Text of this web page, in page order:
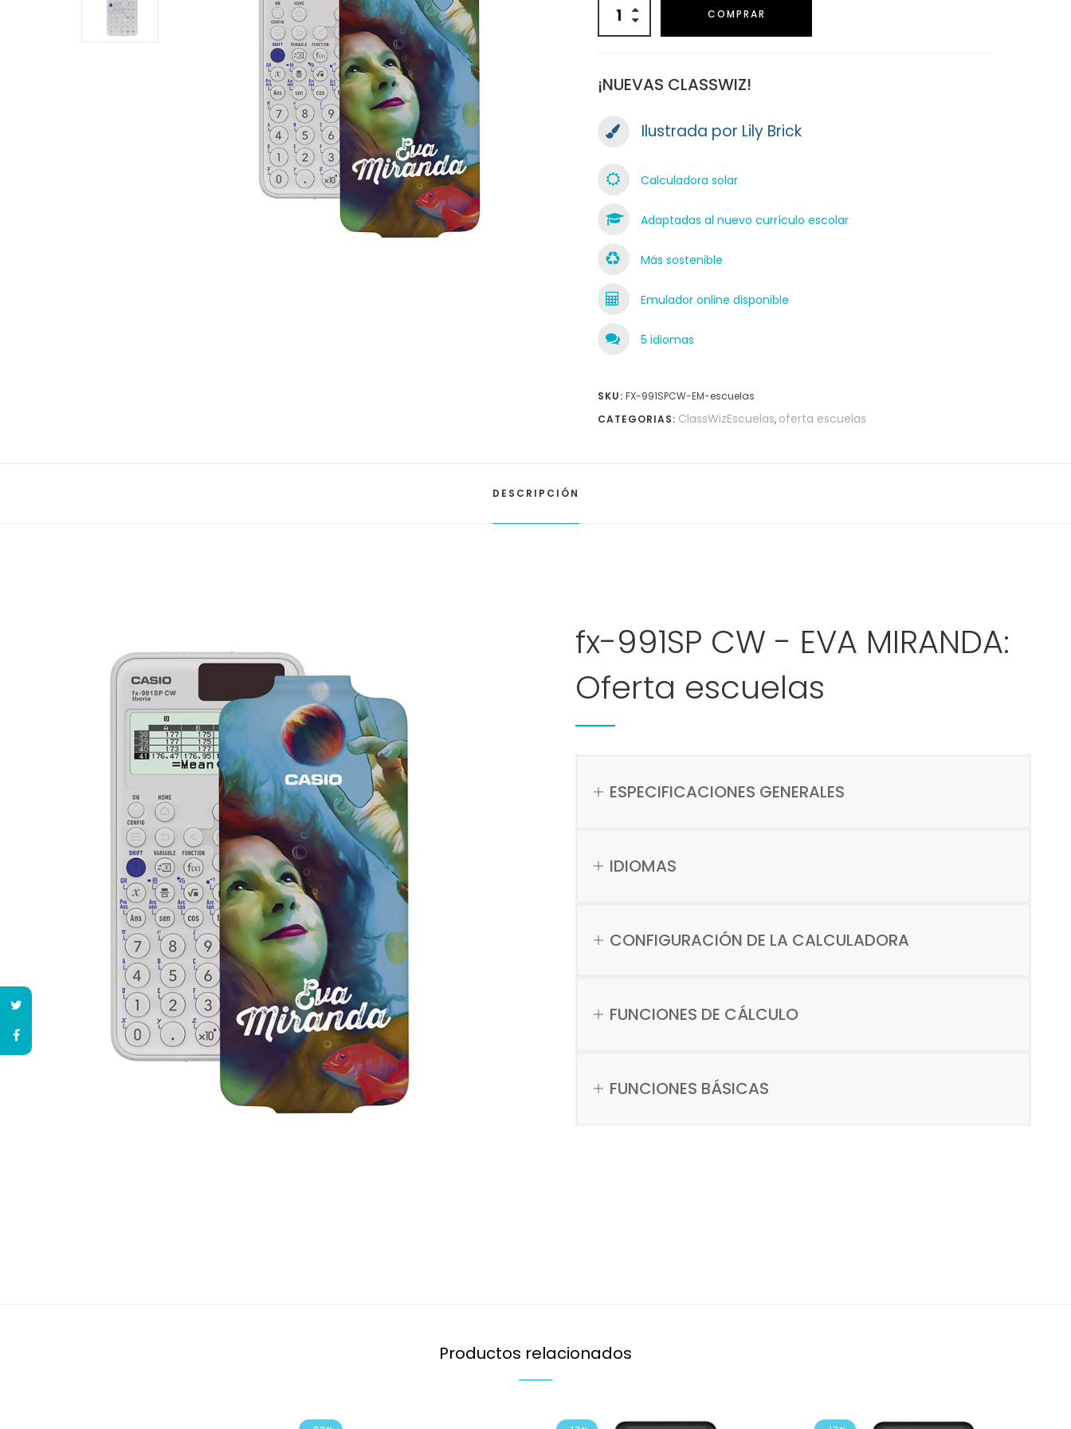
COMPRAR
¡NUEVAS CLASSWIZ!
Ilustrada por Lily Brick
Calculadora solar
Adaptadas al nuevo currículo escolar
Más sostenible
Emulador online disponible
5 idiomas
SKU: FX-991SPCW-EM-escuelas
CATEGORIAS: ClassWizEscuelas, oferta escuelas
DESCRIPCIÓN
fx-991SP CW - EVA MIRANDA:
Oferta escuelas
ESPECIFICACIONES GENERALES
IDIOMAS
CONFIGURACIÓN DE LA CALCULADORA
FUNCIONES DE CÁLCULO
FUNCIONES BÁSICAS
Productos relacionados